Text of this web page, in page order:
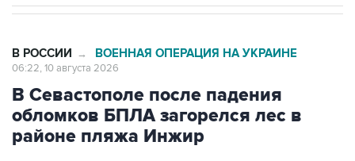
В РОССИИ → ВОЕННАЯ ОПЕРАЦИЯ НА УКРАИНЕ
06:22, 10 августа 2026
В Севастополе после падения
обломков БПЛА загорелся лес в
районе пляжа Инжир